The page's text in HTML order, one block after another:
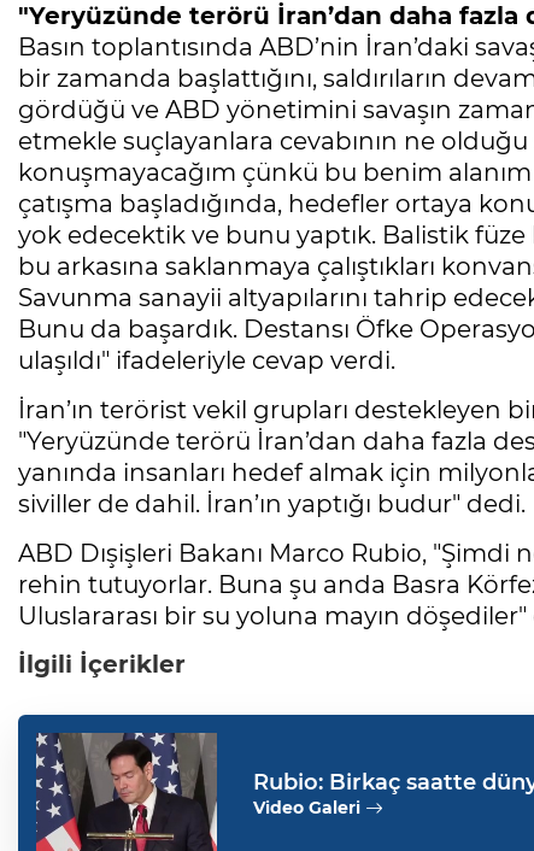
"Yeryüzünde terörü İran’dan daha
Basın toplantısında ABD’nin İran’daki
bir zamanda başlattığını, saldırıların
gördüğü ve ABD yönetimini savaşın
etmekle suçlayanlara cevabının ne
konuşmayacağım çünkü bu benim
çatışma başladığında, hedefler ortaya
yok edecektik ve bunu yaptık. Balistik
bu arkasına saklanmaya çalıştıkları
Savunma sanayii altyapılarını tahrip
Bunu da başardık. Destansı Öfke
ulaşıldı" ifadeleriyle cevap verdi.
İran’ın terörist vekil grupları destekleyen
"Yeryüzünde terörü İran’dan daha fazla
yanında insanları hedef almak için
siviller de dahil. İran’ın yaptığı budur" dedi.
ABD Dışişleri Bakanı Marco Rubio, "Şimdi
rehin tutuyorlar. Buna şu anda Basra
Uluslararası bir su yoluna mayın
İlgili İçerikler
Rubio: Birkaç saatte
Video Galeri